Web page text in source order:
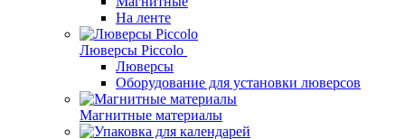
На ленте
Люверсы Piccolo
Люверсы
Оборудование для установки люверсов
Магнитные материалы